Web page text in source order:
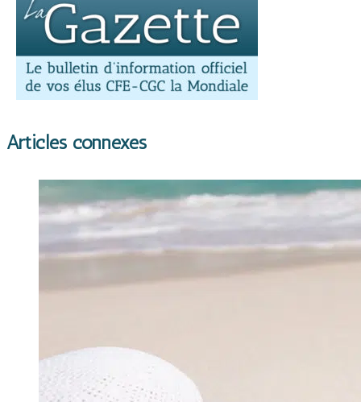
Articles connexes